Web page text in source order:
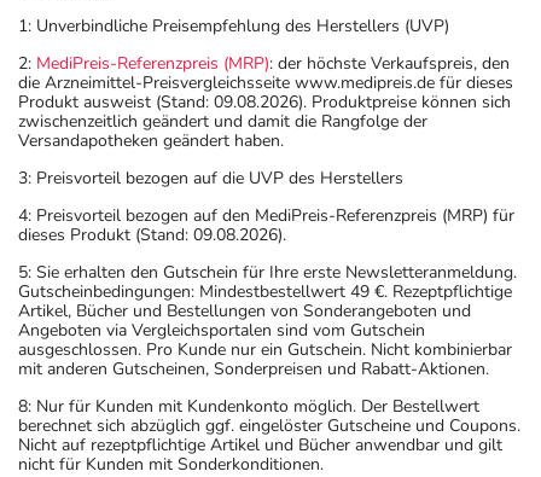
1: Unverbindliche Preisempfehlung des Herstellers (UVP)
2: MediPreis-Referenzpreis (MRP): der höchste Verkaufspreis, den
die Arzneimittel-Preisvergleichsseite www.medipreis.de für dieses
Produkt ausweist (Stand: 09.08.2026). Produktpreise können sich
zwischenzeitlich geändert und damit die Rangfolge der
Versandapotheken geändert haben.
3: Preisvorteil bezogen auf die UVP des Herstellers
4: Preisvorteil bezogen auf den MediPreis-Referenzpreis (MRP) für
dieses Produkt (Stand: 09.08.2026).
5: Sie erhalten den Gutschein für Ihre erste Newsletteranmeldung.
Gutscheinbedingungen: Mindestbestellwert 49 €. Rezeptpflichtige
Artikel, Bücher und Bestellungen von Sonderangeboten und
Angeboten via Vergleichsportalen sind vom Gutschein
ausgeschlossen. Pro Kunde nur ein Gutschein. Nicht kombinierbar
mit anderen Gutscheinen, Sonderpreisen und Rabatt-Aktionen.
8: Nur für Kunden mit Kundenkonto möglich. Der Bestellwert
berechnet sich abzüglich ggf. eingelöster Gutscheine und Coupons.
Nicht auf rezeptpflichtige Artikel und Bücher anwendbar und gilt
nicht für Kunden mit Sonderkonditionen.